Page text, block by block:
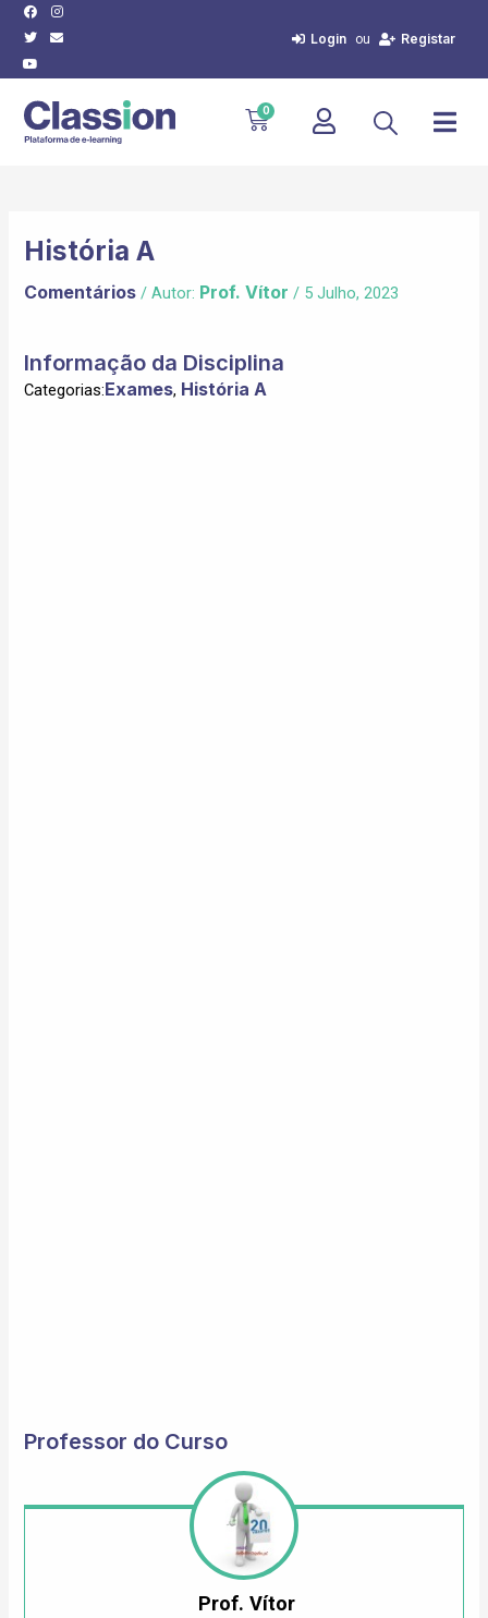
Skip
content
Facebook
Instagram
TwitterEnvelope
Youtube
Login ou Registar
0Cart
História A
Comentários / Autor: Prof. Vítor / 5 Julho, 2023
Informação da Disciplina
Categorias:Exames, História A
Professor do Curso
Prof. Vítor
Post
navigation